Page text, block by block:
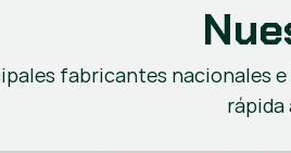
fabricantes nacionales